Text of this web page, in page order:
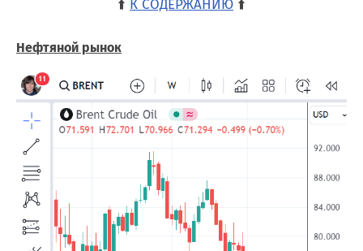
⬆️ К СОДЕРЖАНИЮ ⬆️
Нефтяной рынок